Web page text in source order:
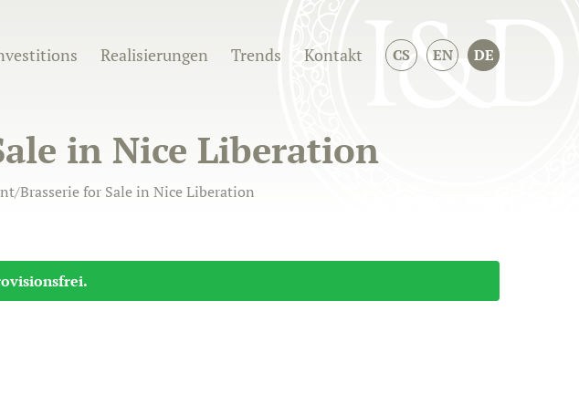
Realisierungen Trends Kontakt CS EN DE
in Nice Liberation
Brasserie for Sale in Nice Liberation